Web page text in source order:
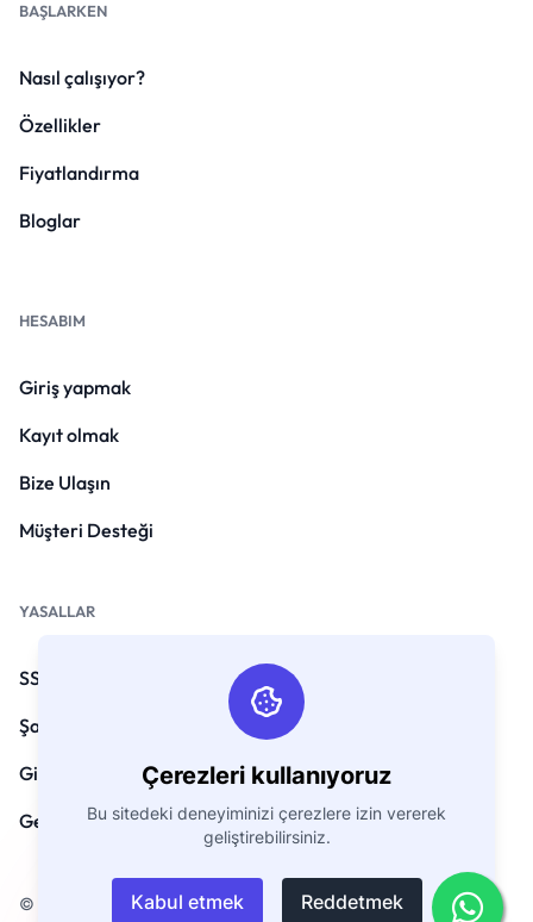
Çerezleri kullanıyoruz
Bu sitedeki deneyiminizi çerezlere izin vererek
geliştirebilirsiniz.
Kabul etmek Reddetmek
BAŞLARKEN
Nasıl çalışıyor?
Özellikler
Fiyatlandırma
Bloglar
HESABIM
Giriş yapmak
Kayıt olmak
Bize Ulaşın
Müşteri Desteği
YASALLAR
SSS
Şartlar ve koşullar
Gizlilik Politikası
Geri Ödeme Politikası
© Telif hakkı 2026. Tüm Hakları Saklıdır GoEmarket.